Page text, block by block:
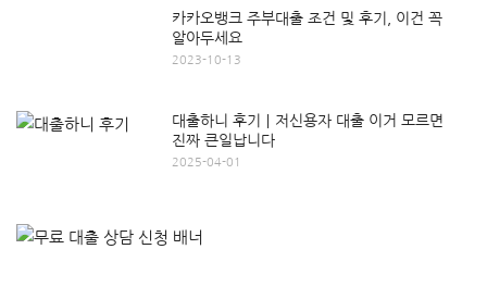
카카오뱅크 주부대출 조건 및 후기, 이건 꼭
알아두세요
2023-10-13
대출하니 후기｜저신용자 대출 이거 모르면
진짜 큰일납니다
2025-04-01